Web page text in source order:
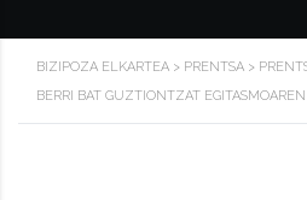
BIZIPOZA ELKARTEA > PRENTSA >
BERRI BAT GUZTIONTZAT